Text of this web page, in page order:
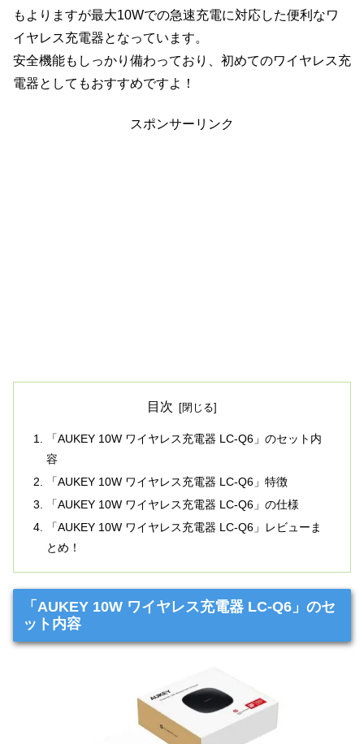
もよりますが最大10Wでの急速充電に対応した便利なワ
イヤレス充電器となっています。
安全機能もしっかり備わっており、初めてのワイヤレス充
電器としてもおすすめですよ！
スポンサーリンク
目次
「AUKEY 10W ワイヤレス充電器 LC-Q6」のセット内
容
「AUKEY 10W ワイヤレス充電器 LC-Q6」特徴
「AUKEY 10W ワイヤレス充電器 LC-Q6」の仕様
「AUKEY 10W ワイヤレス充電器 LC-Q6」レビューま
とめ！
「AUKEY 10W ワイヤレス充電器 LC-Q6」のセ
ット内容